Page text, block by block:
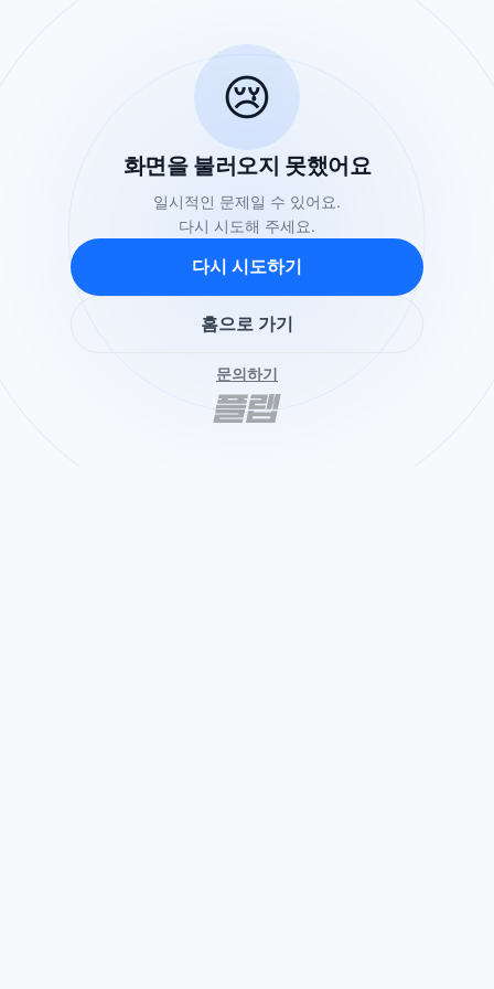
😢
화면을 불러오지 못했어요
일시적인 문제일 수 있어요.
다시 시도해 주세요.
다시 시도하기
홈으로 가기
문의하기